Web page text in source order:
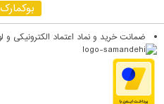
ضمانت خرید و نماد اعتماد الکترونیکی